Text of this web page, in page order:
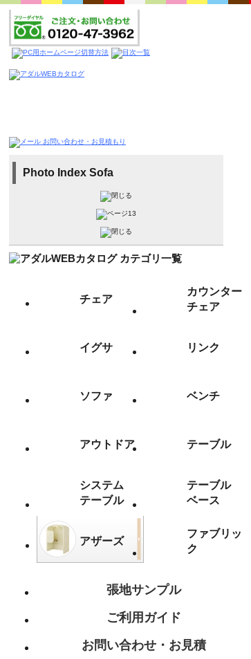
Photo Index Sofa
チェア
カウンター
チェア
イグサ リンク
ソファ ベンチ
アウトドア テーブル
システム
テーブル
テーブル
ベース
アザーズ
ファブリッ
ク
張地サンプル
ご利用ガイド
お問い合わせ・お見積